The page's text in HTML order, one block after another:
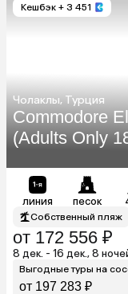
Кешбэк + 3 451
Чолаклы, Турция
Commodore
(Adults Only
линия песок
Собственный пляж
от 172 556 ₽
8 дек. - 16 дек., 8
Выгодные туры на
от 197 283 ₽